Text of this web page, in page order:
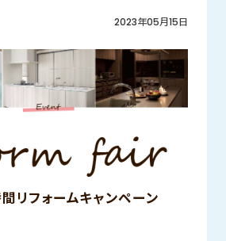
2023年05月15日
リフォームキャンペーン